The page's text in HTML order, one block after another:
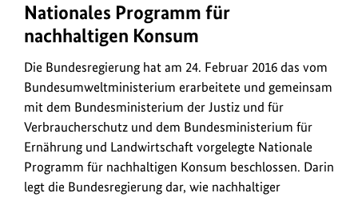
Nationales Programm für
nachhaltigen Konsum
Die Bundesregierung hat am 24. Februar 2016 das vom
Bundesumweltministerium erarbeitete und gemeinsam
mit dem Bundesministerium der Justiz und für
Verbraucherschutz und dem Bundesministerium für
Ernährung und Landwirtschaft vorgelegte Nationale
Programm für nachhaltigen Konsum beschlossen. Darin
legt die Bundesregierung dar, wie nachhaltiger